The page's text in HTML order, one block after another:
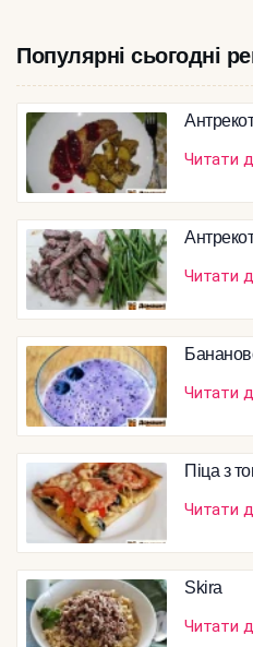
Популярні сьогодні
Читати
Читати
Читати
Піца з
Читати
Skira
Читати